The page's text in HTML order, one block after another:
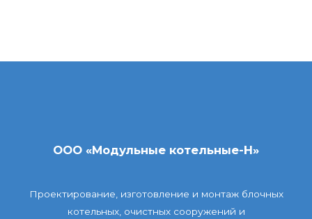
ООО «Модульные котельные-Н»
Проектирование, изготовление и монтаж блочных
котельных, очистных сооружений и